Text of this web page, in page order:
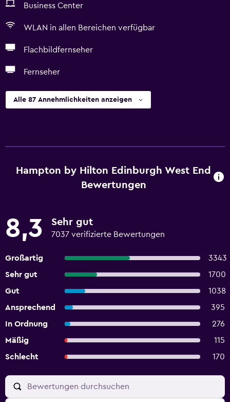
Business Center
WLAN in allen Bereichen verfügbar
Flachbildfernseher
Fernseher
Alle 87 Annehmlichkeiten anzeigen
Hampton by Hilton Edinburgh West End
Bewertungen
8,3 Sehr gut
7037 verifizierte Bewertungen
Großartig
3343
Sehr gut
1700
Gut
1038
Ansprechend
395
In Ordnung
276
Mäßig
115
Schlecht
170